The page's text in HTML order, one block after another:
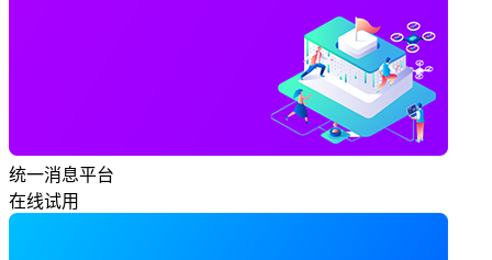
统一消息平台
在线试用